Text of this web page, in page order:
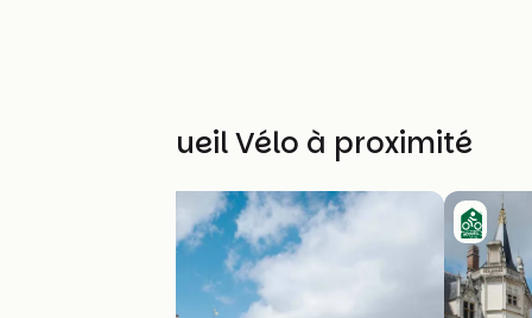
Autres Accueil Vélo à proximité